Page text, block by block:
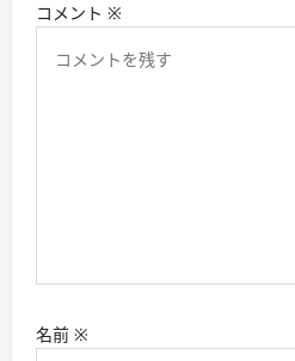
コメント ※
名前 ※